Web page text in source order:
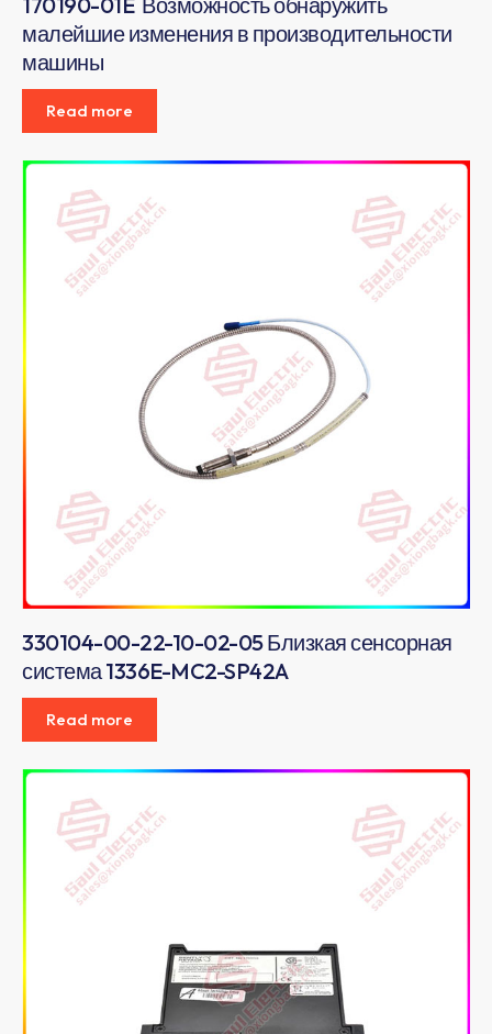
малейшие изменения в производительности
машины
Read more
330104-00-22-10-02-05 Близкая сенсорная
система 1336E-MC2-SP42A
Read more